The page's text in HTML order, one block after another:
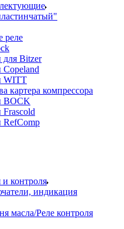
реле
для Bitzer
Copeland
WITT
картера компрессора
BOCK
Frascold
RefComp
контроля
индикация
масла/Реле контроля